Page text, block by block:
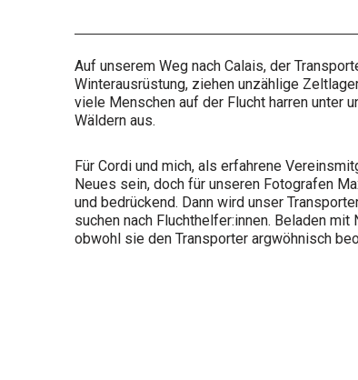
Auf unserem Weg nach Calais, der
Winterausrüstung, ziehen unzählige
viele Menschen auf der Flucht harren unter
Wäldern aus.
Für Cordi und mich, als erfahrene
Neues sein, doch für unseren Fotografen
und bedrückend. Dann wird unser
suchen nach Fluchthelfer:innen. Beladen
obwohl sie den Transporter argwöhnisch